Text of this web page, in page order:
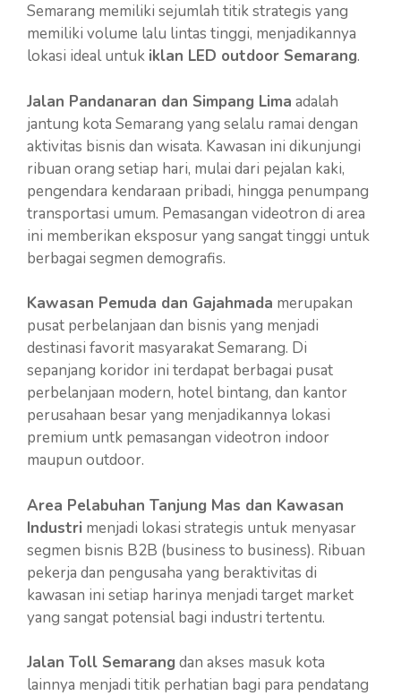
Semarang memiliki sejumlah titik strategis yang
memiliki volume lalu lintas tinggi, menjadikannya
lokasi ideal untuk iklan LED outdoor Semarang.
Jalan Pandanaran dan Simpang Lima adalah
jantung kota Semarang yang selalu ramai dengan
aktivitas bisnis dan wisata. Kawasan ini dikunjungi
ribuan orang setiap hari, mulai dari pejalan kaki,
pengendara kendaraan pribadi, hingga penumpang
transportasi umum. Pemasangan videotron di area
ini memberikan eksposur yang sangat tinggi untuk
berbagai segmen demografis.
Kawasan Pemuda dan Gajahmada merupakan
pusat perbelanjaan dan bisnis yang menjadi
destinasi favorit masyarakat Semarang. Di
sepanjang koridor ini terdapat berbagai pusat
perbelanjaan modern, hotel bintang, dan kantor
perusahaan besar yang menjadikannya lokasi
premium untk pemasangan videotron indoor
maupun outdoor.
Area Pelabuhan Tanjung Mas dan Kawasan
Industri menjadi lokasi strategis untuk menyasar
segmen bisnis B2B (business to business). Ribuan
pekerja dan pengusaha yang beraktivitas di
kawasan ini setiap harinya menjadi target market
yang sangat potensial bagi industri tertentu.
Jalan Toll Semarang dan akses masuk kota
lainnya menjadi titik perhatian bagi para pendatang